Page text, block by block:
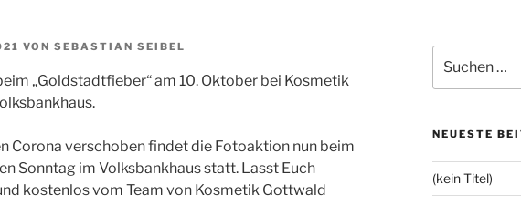
VON SEBASTIAN SEIBEL
„Goldstadtfieber“ am 10. Oktober bei Kosmetik
Corona verschoben findet die Fotoaktion nun beim
Sonntag im Volksbankhaus statt. Lasst Euch
kostenlos vom Team von Kosmetik Gottwald
nach:
NEUESTE
(kein Titel)